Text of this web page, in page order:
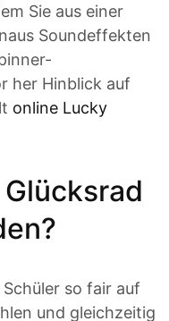
Sie aus einer
Soundeffekten
her Hinblick auf
online Lucky
so fair auf
und gleichzeitig